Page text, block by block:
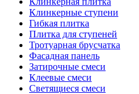
Клинкерные ступени
Гибкая плитка
Плитка для ступеней
Тротуарная брусчатка
Фасадная панель
Затирочные смеси
Клеевые смеси
Светящиеся смеси